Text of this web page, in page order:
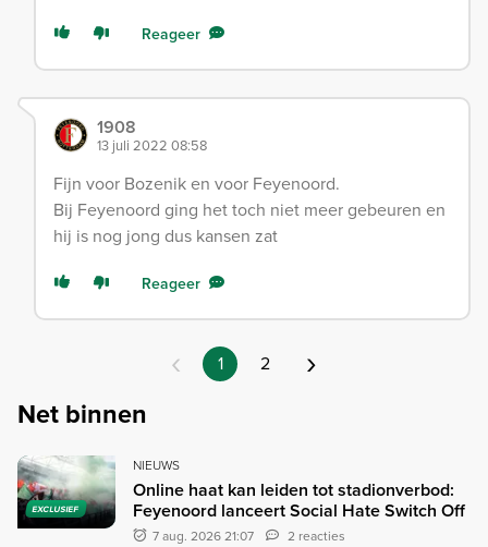
Reageer
1908
13 juli 2022 08:58
Fijn voor Bozenik en voor Feyenoord.
Bij Feyenoord ging het toch niet meer gebeuren en
hij is nog jong dus kansen zat
Reageer
‹ 1 2 ›
Net binnen
EXCLUSIEF
NIEUWS
Online haat kan leiden tot stadionverbod:
Feyenoord lanceert Social Hate Switch Off
7 aug. 2026 21:07 2 reacties